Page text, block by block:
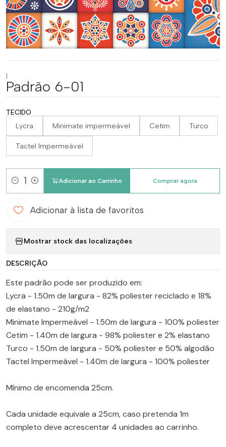
|
Padrão 6-01
TECIDO
Lycra Minimate impermeável Cetim Turco
Tactel Impermeável
Quantidade
Adicionar ao Carrinho Comprar agora
Adicionar à lista de favoritos
Mostrar stock das localizações
DESCRIÇÃO
Este padrão pode ser produzido em:
Lycra - 1.50m de largura - 82% poliester reciclado e 18%
de elastano - 210g/m2
Minimate Impermeável - 1.50m de largura - 100% poliester
Cetim - 1.40m de largura - 98% poliester e 2% elastano
Turco - 1.50m de largura - 50% poliester e 50% algodão
Tactel Impermeável - 1.40m de largura - 100% poliester
Mínimo de encomenda 25cm.
Cada unidade equivale a 25cm, caso pretenda 1m
completo deve acrescentar 4 unidades ao carrinho.